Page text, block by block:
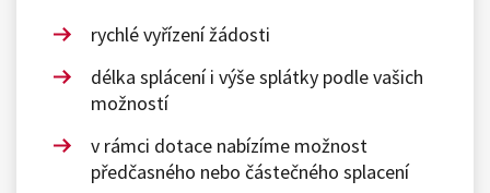
rychlé vyřízení žádosti
délka splácení i výše splátky podle vašich
možností
v rámci dotace nabízíme možnost
předčasného nebo částečného splacení